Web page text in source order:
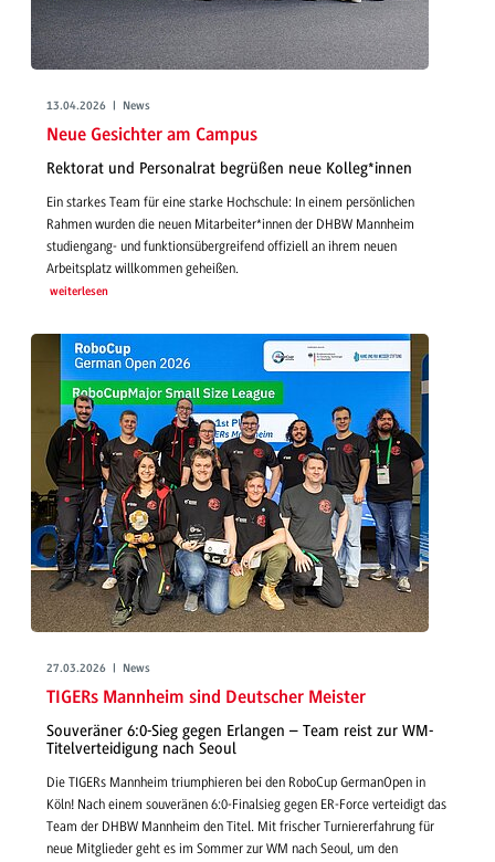
13.04.2026 | News
Neue Gesichter am Campus
Rektorat und Personalrat begrüßen neue Kolleg*innen
Ein starkes Team für eine starke Hochschule: In einem persönlichen
Rahmen wurden die neuen Mitarbeiter*innen der DHBW Mannheim
studiengang- und funktionsübergreifend offiziell an ihrem neuen
Arbeitsplatz willkommen geheißen.
weiterlesen
27.03.2026 | News
TIGERs Mannheim sind Deutscher Meister
Souveräner 6:0-Sieg gegen Erlangen – Team reist zur WM-
Titelverteidigung nach Seoul
Die TIGERs Mannheim triumphieren bei den RoboCup GermanOpen in
Köln! Nach einem souveränen 6:0-Finalsieg gegen ER-Force verteidigt das
Team der DHBW Mannheim den Titel. Mit frischer Turniererfahrung für
neue Mitglieder geht es im Sommer zur WM nach Seoul, um den